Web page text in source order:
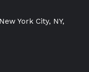
York City, NY,